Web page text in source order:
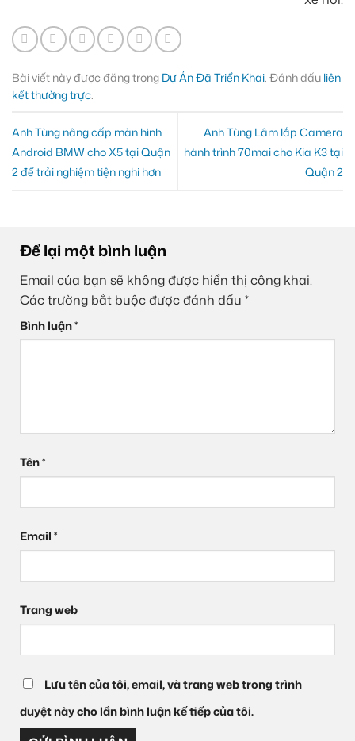
Bài viết này được đăng trong Dự Án Đã Triển Khai. Đánh dấu liên
kết thường trực.
Anh Tùng nâng cấp màn hình
Android BMW cho X5 tại Quận
2 để trải nghiệm tiện nghi hơn
Anh Tùng Lâm lắp Camera
hành trình 70mai cho Kia K3 tại
Quận 2
Để lại một bình luận
Email của bạn sẽ không được hiển thị công khai.
Các trường bắt buộc được đánh dấu *
Bình luận*
Tên*
Email*
Trang web
Lưu tên của tôi, email, và trang web trong trình
duyệt này cho lần bình luận kế tiếp của tôi.